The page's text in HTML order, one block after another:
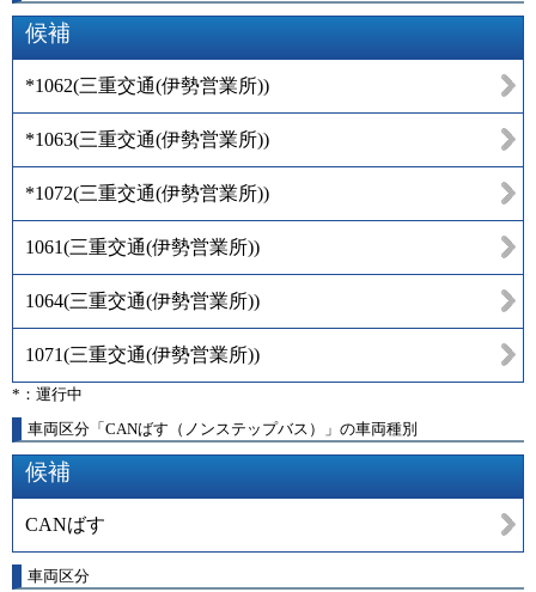
候補
*1062(三重交通(伊勢営業所))
*1063(三重交通(伊勢営業所))
*1072(三重交通(伊勢営業所))
1061(三重交通(伊勢営業所))
1064(三重交通(伊勢営業所))
1071(三重交通(伊勢営業所))
*：運行中
車両区分「CANばす（ノンステップバス）」の車両種別
候補
CANばす
車両区分